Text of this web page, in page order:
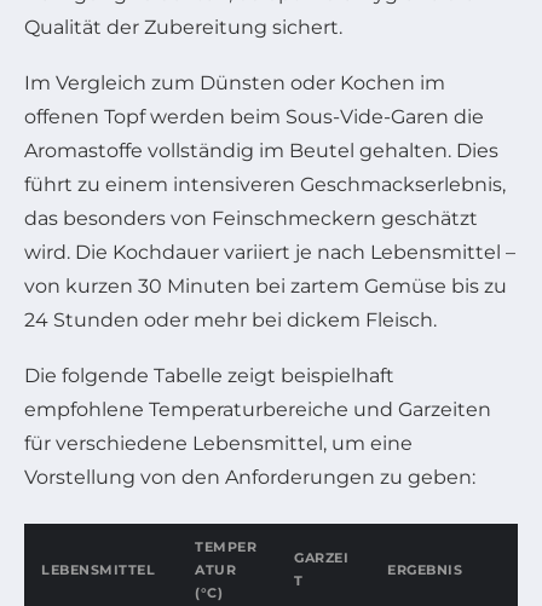
Qualität der Zubereitung sichert.
Im Vergleich zum Dünsten oder Kochen im
offenen Topf werden beim Sous-Vide-Garen die
Aromastoffe vollständig im Beutel gehalten. Dies
führt zu einem intensiveren Geschmackserlebnis,
das besonders von Feinschmeckern geschätzt
wird. Die Kochdauer variiert je nach Lebensmittel –
von kurzen 30 Minuten bei zartem Gemüse bis zu
24 Stunden oder mehr bei dickem Fleisch.
Die folgende Tabelle zeigt beispielhaft
empfohlene Temperaturbereiche und Garzeiten
für verschiedene Lebensmittel, um eine
Vorstellung von den Anforderungen zu geben:
LEBENSMITTEL
TEMPER
ATUR
(°C)
GARZEI
T
ERGEBNIS